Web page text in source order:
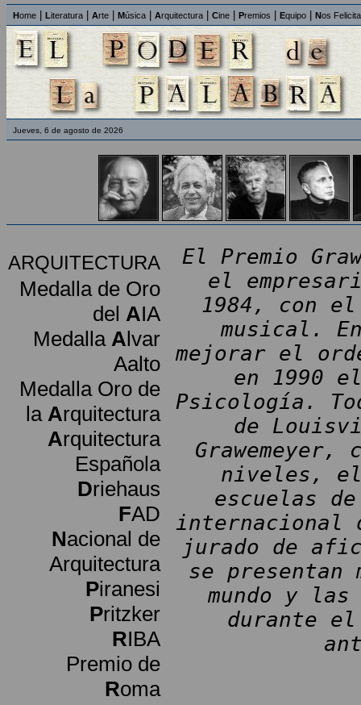
Home Literatura Arte Música Arquitectura Cine Premios Equipo Nos
Jueves, 6 de agosto de 2026
ARQUITECTURA
Medalla de Oro
del AIA
Medalla Alvar
Aalto
Medalla Oro de
la Arquitectura
Arquitectura
Española
Driehaus
FAD
Nacional de
Arquitectura
Piranesi
Pritzker
RIBA
Premio de
Roma
El Premio
el
1984, con
musical.
mejorar el
en 1990
Psicología.
de
niveles,
escuelas
internacional
jurado de
se presentan
mundo y
durante el